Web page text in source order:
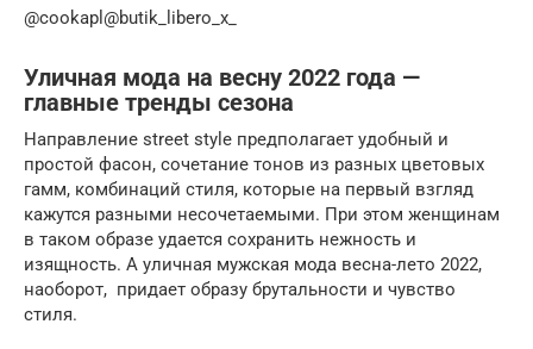
@cookapl@butik_libero_x_
Уличная мода на весну 2022 года —
главные тренды сезона
Направление street style предполагает удобный и
простой фасон, сочетание тонов из разных цветовых
гамм, комбинаций стиля, которые на первый взгляд
кажутся разными несочетаемыми. При этом женщинам
в таком образе удается сохранить нежность и
изящность. А уличная мужская мода весна-лето 2022,
наоборот, придает образу брутальности и чувство
стиля.